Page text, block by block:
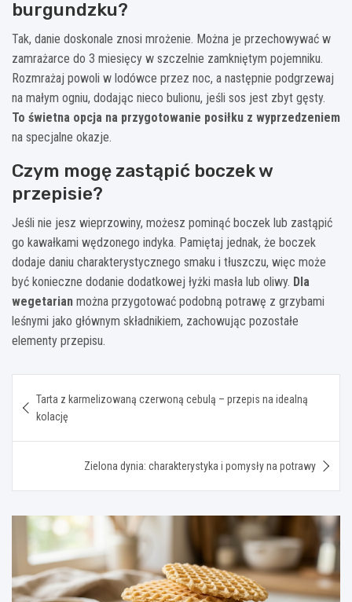
burgundzku?
Tak, danie doskonale znosi mrożenie. Można je przechowywać w
zamrażarce do 3 miesięcy w szczelnie zamkniętym pojemniku.
Rozmrażaj powoli w lodówce przez noc, a następnie podgrzewaj
na małym ogniu, dodając nieco bulionu, jeśli sos jest zbyt gęsty.
To świetna opcja na przygotowanie posiłku z wyprzedzeniem
na specjalne okazje.
Czym mogę zastąpić boczek w
przepisie?
Jeśli nie jesz wieprzowiny, możesz pominąć boczek lub zastąpić
go kawałkami wędzonego indyka. Pamiętaj jednak, że boczek
dodaje daniu charakterystycznego smaku i tłuszczu, więc może
być konieczne dodanie dodatkowej łyżki masła lub oliwy. Dla
wegetarian można przygotować podobną potrawę z grzybami
leśnymi jako głównym składnikiem, zachowując pozostałe
elementy przepisu.
wpisu
Tarta z karmelizowaną czerwoną cebulą – przepis na idealną
kolację
Zielona dynia: charakterystyka i pomysły na potrawy